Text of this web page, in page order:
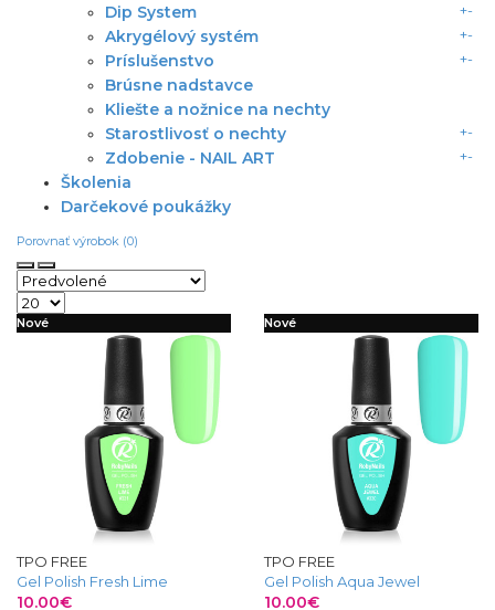
Dip System
+-
Akrygélový systém +-
Príslušenstvo +-
Brúsne nadstavce
Kliešte a nožnice na nechty
Starostlivosť o nechty
+-
Zdobenie - NAIL ART +-
Školenia
Darčekové poukážky
Porovnať výrobok (0)
Nové
TPO FREE
Gel Polish Fresh Lime
10.00€
Nové
TPO FREE
Gel Polish Aqua Jewel
10.00€